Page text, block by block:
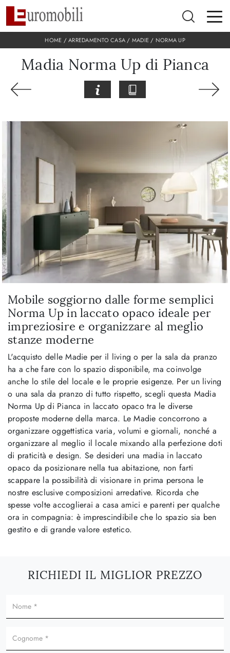
HOME /ARREDAMENTO CASA / MADIE / NORMA UP
Madia Norma Up di Pianca
Mobile soggiorno dalle forme semplici
Norma Up in laccato opaco ideale per
impreziosire e organizzare al meglio
stanze moderne
L'acquisto delle Madie per il living o per la sala da pranzo
ha a che fare con lo spazio disponibile, ma coinvolge
anche lo stile del locale e le proprie esigenze. Per un living
o una sala da pranzo di tutto rispetto, scegli questa Madia
Norma Up di Pianca in laccato opaco tra le diverse
proposte moderne della marca. Le Madie concorrono a
organizzare oggettistica varia, volumi e giornali, nonché a
organizzare al meglio il locale mixando alla perfezione doti
di praticità e design. Se desideri una madia in laccato
opaco da posizionare nella tua abitazione, non farti
scappare la possibilità di visionare in prima persona le
nostre esclusive composizioni arredative. Ricorda che
spesse volte accoglierai a casa amici e parenti per qualche
ora in compagnia: è imprescindibile che lo spazio sia ben
gestito e di grande valore estetico.
RICHIEDI IL MIGLIOR PREZZO